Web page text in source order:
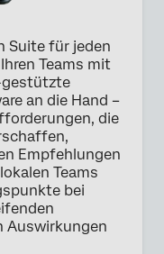
erklären Sie
Suite für jeden
Teams mit
gestützte
an die Hand –
die
Empfehlungen
Teams
bei
Auswirkungen